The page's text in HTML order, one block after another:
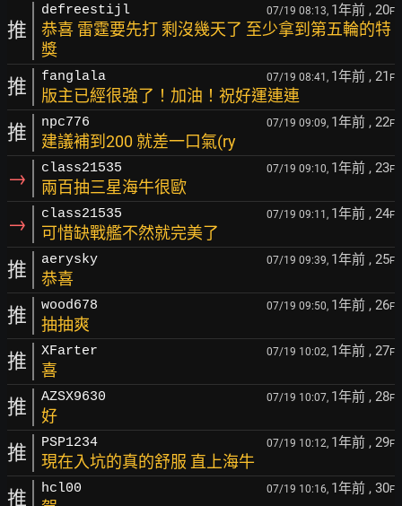
推
defreestijl 07/19 08:13, 1年前 , 20F
恭喜 雷霆要先打 剩沒幾天了 至少拿到第五輪的特
獎
推 fanglala 07/19 08:41, 1年前 , 21 F
版主已經很強了！加油！祝好運連連
推 npc776 07/19 09:09, 1年前 , 22F
建議補到200 就差一口氣(ry
→ class21535 07/19 09:10, 1年前 , 23F
兩百抽三星海牛很歐
→ class21535 07/19 09:11, 1年前 , 24F
可惜缺戰艦不然就完美了
推 aerysky 07/19 09:39, 1年前 , 25F
恭喜
推 wood678 07/19 09:50, 1年前 , 26F
抽抽爽
推 XFarter 07/19 10:02, 1年前 , 27F
喜
推 AZSX9630 07/19 10:07, 1年前 , 28F
好
推 PSP1234 07/19 10:12, 1年前 , 29F
現在入坑的真的舒服 直上海牛
推 hcl00 07/19 10:16, 1年前 , 30F